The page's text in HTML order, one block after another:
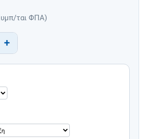
ται ΦΠΑ)
+